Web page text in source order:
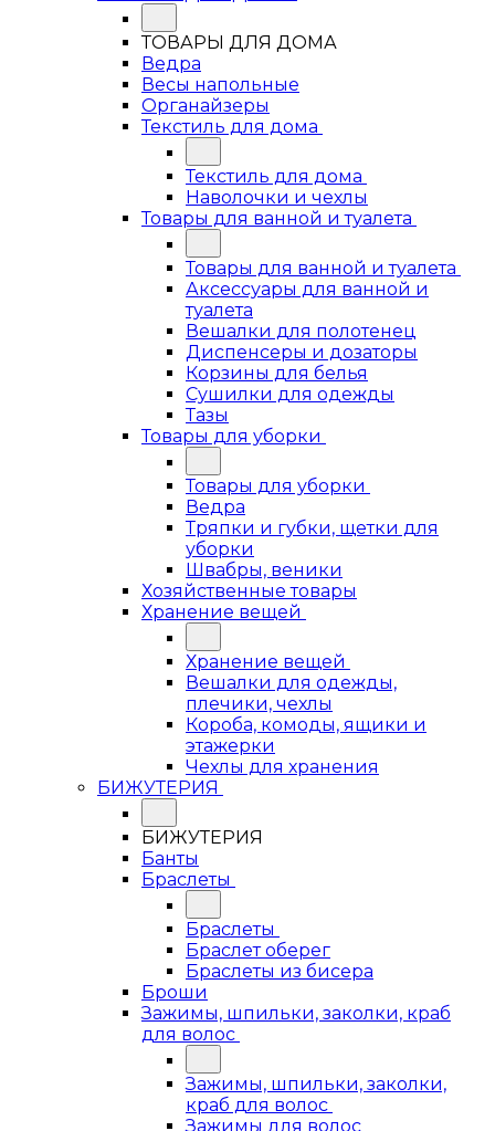
ТОВАРЫ ДЛЯ ДОМА
Ведра
Весы напольные
Органайзеры
Текстиль для дома
Текстиль для дома
Наволочки и чехлы
Товары для ванной и туалета
Товары для ванной и туалета
Аксессуары для ванной и
туалета
Вешалки для полотенец
Диспенсеры и дозаторы
Корзины для белья
Сушилки для одежды
Тазы
Товары для уборки
Товары для уборки
Ведра
Тряпки и губки, щетки для
уборки
Швабры, веники
Хозяйственные товары
Хранение вещей
Хранение вещей
Вешалки для одежды,
плечики, чехлы
Короба, комоды, ящики и
этажерки
Чехлы для хранения
БИЖУТЕРИЯ
БИЖУТЕРИЯ
Банты
Браслеты
Браслеты
Браслет оберег
Браслеты из бисера
Броши
Зажимы, шпильки, заколки, краб
для волос
Зажимы, шпильки, заколки,
краб для волос
Зажимы для волос